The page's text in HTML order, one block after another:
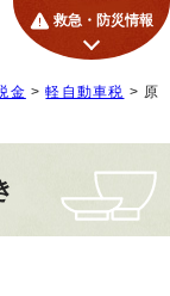
救急・防災情報
金 >軽自動車税 > 原